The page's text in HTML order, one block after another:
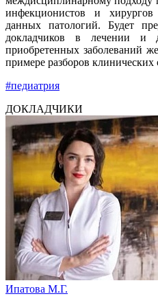
инфекционистов и
данных патологий. Будет
докладчиков в лечении и
приобретенных заболеваний
примере разборов клинических
#педиатрия
ДОКЛАДЧИКИ
Ипатова М.Г.